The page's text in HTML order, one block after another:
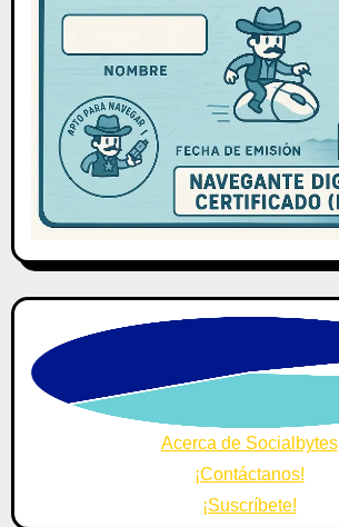
Acerca de Socialbytes
¡Contáctanos!
¡Suscríbete!